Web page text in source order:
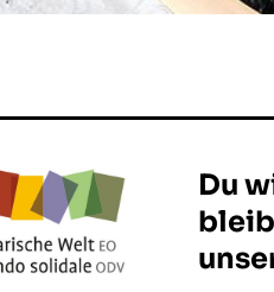
Du